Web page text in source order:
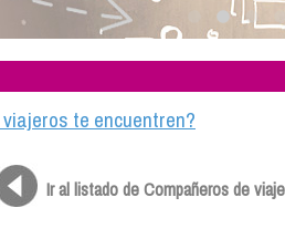
te encuentren?
Ir al listado de Compañeros de viaje